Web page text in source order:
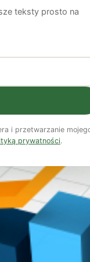
teksty prosto na
i przetwarzanie
prywatności.